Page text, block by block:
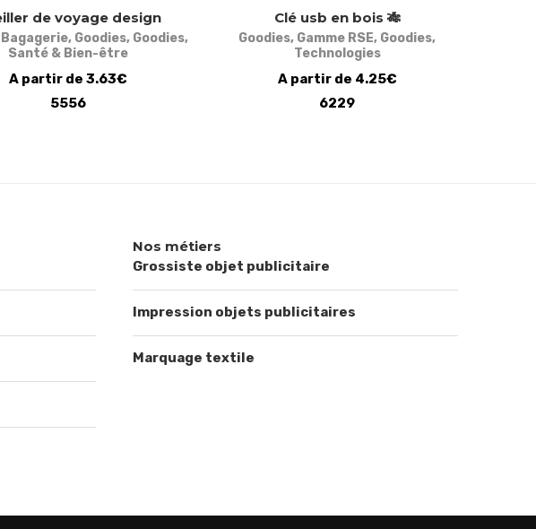
de voyage design
Bagagerie, Goodies, Goodies,
Santé & Bien-être
A partir de 3.63€
5556
Clé usb en bois 🎋
Goodies, Gamme RSE, Goodies,
Technologies
A partir de 4.25€
6229
Nos métiers
Grossiste objet publicitaire
Impression objets publicitaires
Marquage textile